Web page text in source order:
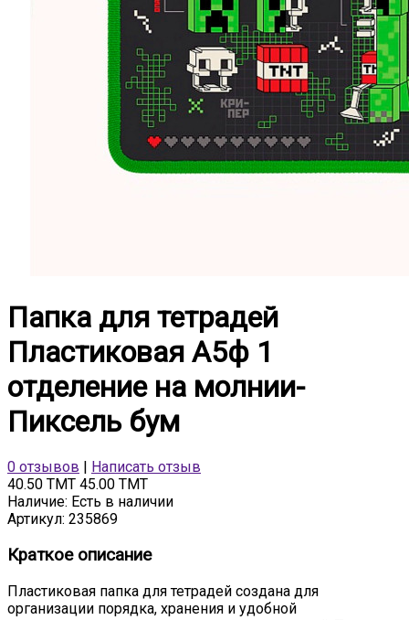
Папка для тетрадей
Пластиковая А5ф 1
отделение на молнии-
Пиксель бум
0 отзывов
Написать отзыв
40.50 TMT 45.00 TMT
Наличие: Есть в наличии
Артикул: 235869
Краткое описание
Пластиковая папка для тетрадей создана для
организации порядка, хранения и удобной